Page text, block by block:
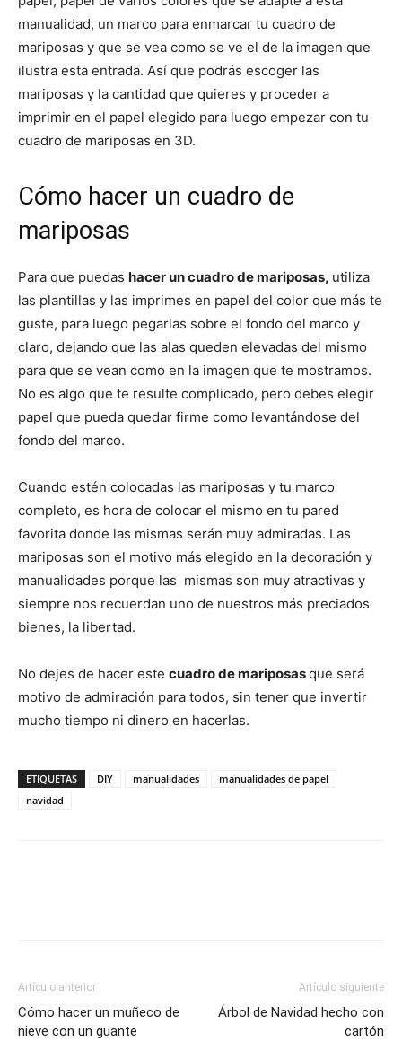
manualidad, un marco para enmarcar tu cuadro de
mariposas y que se vea como se ve el de la imagen que
ilustra esta entrada. Así que podrás escoger las
mariposas y la cantidad que quieres y proceder a
imprimir en el papel elegido para luego empezar con tu
cuadro de mariposas en 3D.
Cómo hacer un cuadro de
mariposas
Para que puedas hacer un cuadro de mariposas, utiliza
las plantillas y las imprimes en papel del color que más te
guste, para luego pegarlas sobre el fondo del marco y
claro, dejando que las alas queden elevadas del mismo
para que se vean como en la imagen que te mostramos.
No es algo que te resulte complicado, pero debes elegir
papel que pueda quedar firme como levantándose del
fondo del marco.
Cuando estén colocadas las mariposas y tu marco
completo, es hora de colocar el mismo en tu pared
favorita donde las mismas serán muy admiradas. Las
mariposas son el motivo más elegido en la decoración y
manualidades porque las mismas son muy atractivas y
siempre nos recuerdan uno de nuestros más preciados
bienes, la libertad.
No dejes de hacer este cuadro de mariposasque será
motivo de admiración para todos, sin tener que invertir
mucho tiempo ni dinero en hacerlas.
ETIQUETAS DIY manualidades
manualidades de papel
navidad
Artículo anterior
Cómo hacer un muñeco de
nieve con un guante
Artículo siguiente
Árbol de Navidad hecho con
cartón